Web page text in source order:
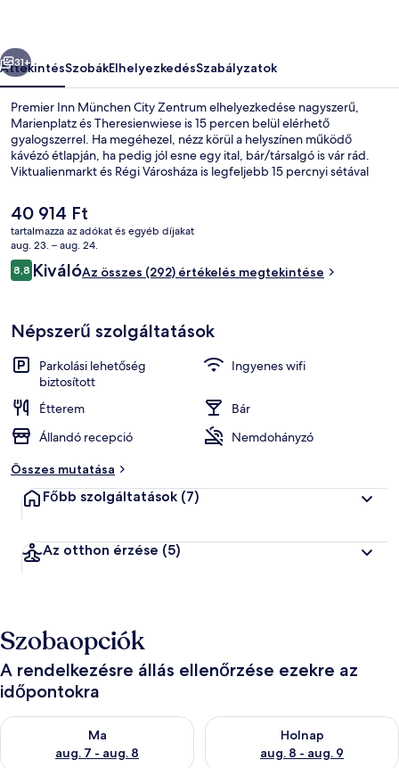
Következő
31+
ÁttekintésSzobákElhelyezkedésSzabályzatok
Premier Inn München City Zentrum elhelyezkedése nagyszerű,
Marienplatz és Theresienwiese is 15 percen belül elérhető
gyalogszerrel. Ha megéhezel, nézz körül a helyszínen működő
kávézó étlapján, ha pedig jól esne egy ital, bár/társalgó is vár rád.
Viktualienmarkt és Régi Városháza is legfeljebb 15 percnyi sétával
Sendlinger Tor metróállomás 3 perc, Karlsplatz (Stachus)
megállóhely pedig 5 perc séta.
A
jelenlegi
ár
40 914 Ft
40 914 Ft
tartalmazza az adókat és egyéb díjakat
aug. 23. – aug. 24.
Értékelések
8,88,8 ennyiből: 10
KiválóAz összes (292) értékelés megtekintése
Népszerű szolgáltatások
Parkolási lehetőség
biztosított
Ingyenes wifi
Étterem
Bár
Állandó recepció
Nemdohányzó
Összes mutatása
Főbb szolgáltatások (7)
Az otthon érzése (5)
Szobaopciók
A rendelkezésre állás ellenőrzése ezekre az
időpontokra
Ma
aug. 7 - aug. 8
A ma esti rendelkezésre állás ellenőrzése: aug. 7 - aug. 8
Holnap
aug. 8 - aug. 9
A holnapi rendelkezésre állás